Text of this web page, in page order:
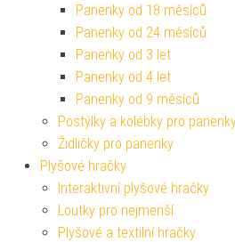
Panenky od 18 měsíců
Panenky od 24 měsíců
Panenky od 3 let
Panenky od 4 let
Panenky od 9 měsíců
Postýlky a kolébky pro
Židličky pro panenky
Plyšové hračky
Interaktivní plyšové hračky
Loutky pro nejmenší
Plyšové a textilní hračky